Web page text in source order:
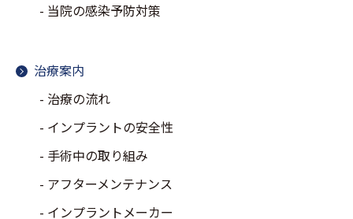
当院の感染予防対策
治療案内
治療の流れ
インプラントの安全性
手術中の取り組み
アフターメンテナンス
インプラントメーカー